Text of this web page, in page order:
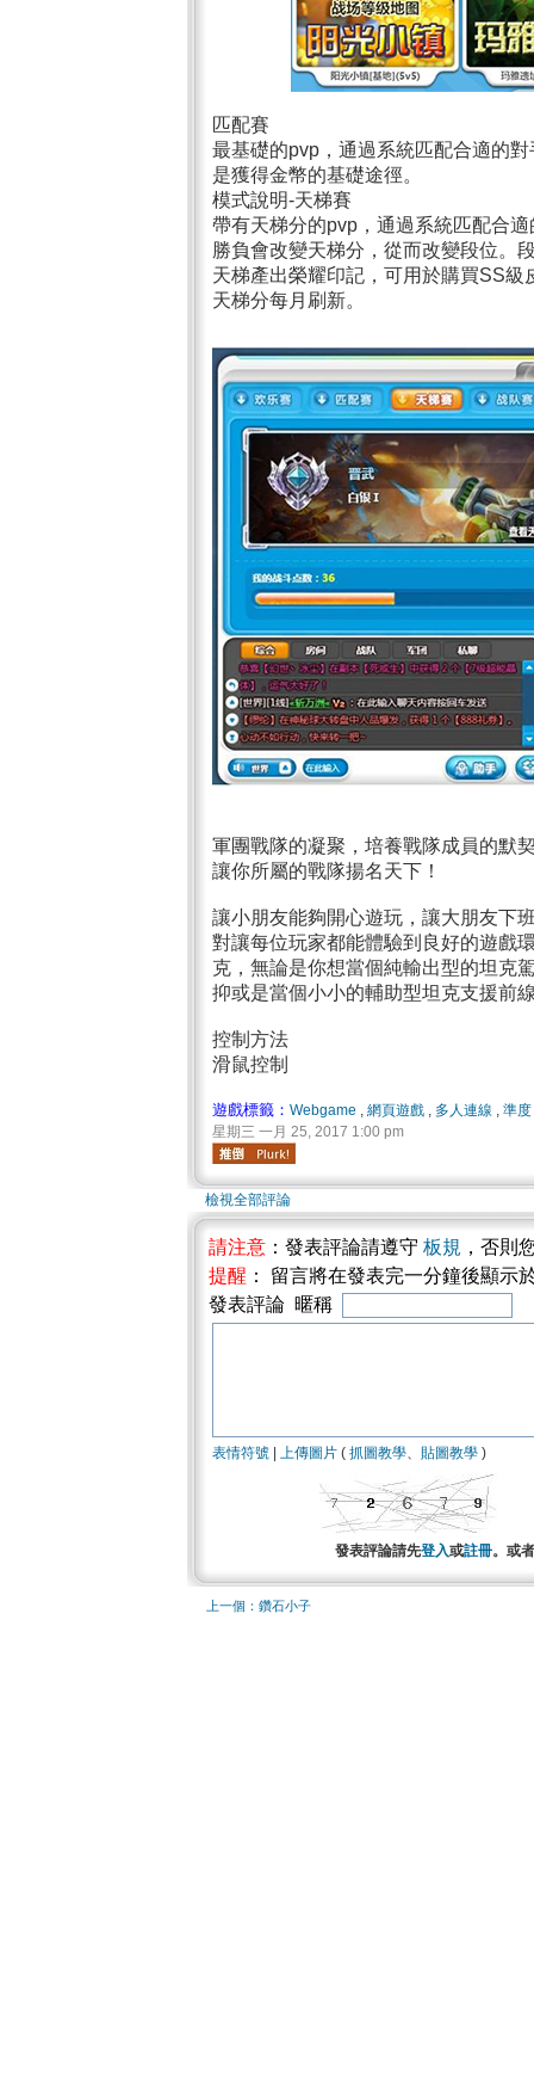
匹配賽
最基礎的pvp，通過系統匹配合適的對
是獲得金幣的基礎途徑。
模式說明-天梯賽
帶有天梯分的pvp，通過系統匹配合適
勝負會改變天梯分，從而改變段位。
天梯產出榮耀印記，可用於購買SS級
天梯分每月刷新。
軍團戰隊的凝聚，培養戰隊成員的默
讓你所屬的戰隊揚名天下！
讓小朋友能夠開心遊玩，讓大朋友下
對讓每位玩家都能體驗到良好的遊戲
克，無論是你想當個純輸出型的坦克
抑或是當個小小的輔助型坦克支援前
控制方法
滑鼠控制
遊戲標籤： Webgame , 網頁遊戲 , 多人連線 , 準度
星期三 一月 25, 2017 1:00 pm
檢視全部評論
請注意 ：發表評論請遵守 板規 ，否則
提醒 ： 留言將在發表完一分鐘後顯示
發表評論 暱稱
表情符號 上傳圖片 ( 抓圖教學、 貼圖教學 )
發表評論請先登入或註冊。或
上一個：鑽石小子